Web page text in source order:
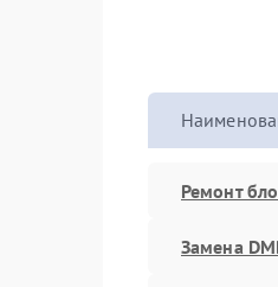
Ремонт
Замена